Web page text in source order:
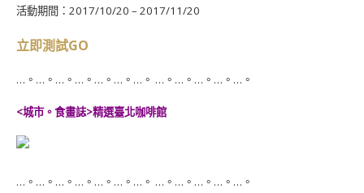
活動期間：2017/10/20 – 2017/11/20
立即測試GO
…。…。…。…。…。…。…。 …。…。…。…。…。
<城市。食畫誌>精選臺北咖啡館
…。…。…。…。…。…。…。 …。…。…。…。…。